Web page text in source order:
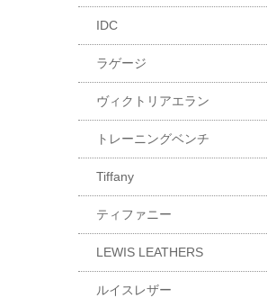
IDC
ラゲージ
ヴィクトリアエラン
トレーニングベンチ
Tiffany
ティファニー
LEWIS LEATHERS
ルイスレザー